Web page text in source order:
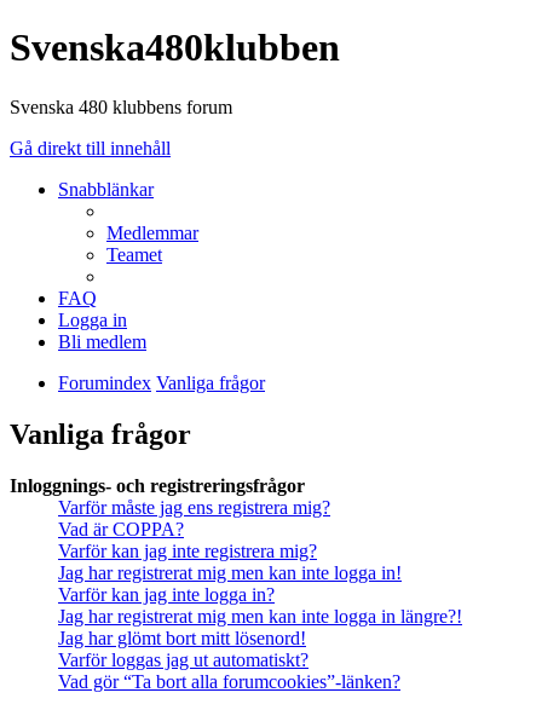
Svenska480klubben
Svenska 480 klubbens forum
Gå direkt till innehåll
Snabblänkar
Medlemmar
Teamet
FAQ
Logga in
Bli medlem
Forumindex Vanliga frågor
Vanliga frågor
Inloggnings- och registreringsfrågor
Varför måste jag ens registrera mig?
Vad är COPPA?
Varför kan jag inte registrera mig?
Jag har registrerat mig men kan inte logga in!
Varför kan jag inte logga in?
Jag har registrerat mig men kan inte logga in längre?!
Jag har glömt bort mitt lösenord!
Varför loggas jag ut automatiskt?
Vad gör “Ta bort alla forumcookies”-länken?